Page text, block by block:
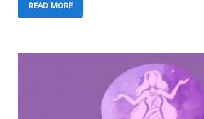
READ MORE